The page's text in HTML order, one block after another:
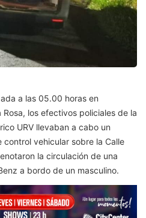
a las 05.00 horas en
los efectivos policiales de la
URV llevaban a cabo un
vehicular sobre la Calle
la circulación de una
a bordo de un masculino.